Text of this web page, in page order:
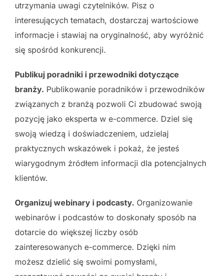
utrzymania uwagi czytelników. Pisz o
interesujących tematach, dostarczaj wartościowe
informacje i stawiaj na oryginalność, aby wyróżnić
się spośród konkurencji.
Publikuj poradniki i przewodniki dotyczące
branży. Publikowanie poradników i przewodników
związanych z branżą pozwoli Ci zbudować swoją
pozycję jako eksperta w e-commerce. Dziel się
swoją wiedzą i doświadczeniem, udzielaj
praktycznych wskazówek i pokaż, że jesteś
wiarygodnym źródłem informacji dla potencjalnych
klientów.
Organizuj webinary i podcasty. Organizowanie
webinarów i podcastów to doskonały sposób na
dotarcie do większej liczby osób
zainteresowanych e-commerce. Dzięki nim
możesz dzielić się swoimi pomysłami,